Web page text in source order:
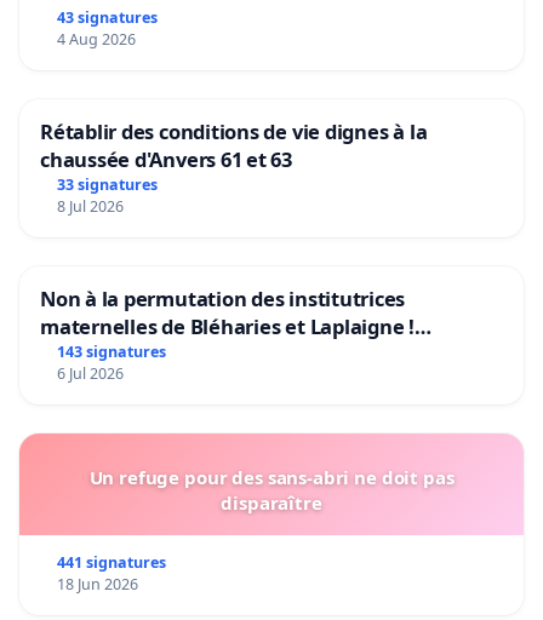
43 signatures
4 Aug 2026
Rétablir des conditions de vie dignes à la
chaussée d'Anvers 61 et 63
33 signatures
8 Jul 2026
Non à la permutation des institutrices
maternelles de Bléharies et Laplaigne !
Préservons la stabilité de nos enfants.
143 signatures
6 Jul 2026
Un refuge pour des sans-abri ne doit pas
disparaître
441 signatures
18 Jun 2026